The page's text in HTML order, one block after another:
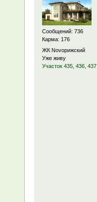
Сообщений: 736
Карма: 176
ЖК Novoрижский
Уже живу
Участок 435, 436, 437